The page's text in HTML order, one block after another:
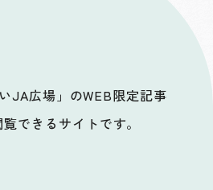
JA広場」のWEB限定記事
できるサイトです。